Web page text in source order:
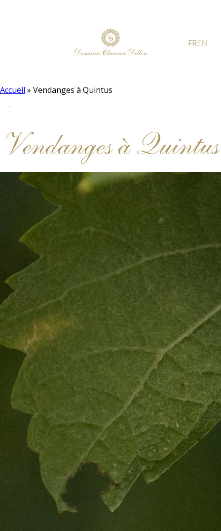
FREN
Accueil » Vendanges à Quintus
Vendanges à Quintus